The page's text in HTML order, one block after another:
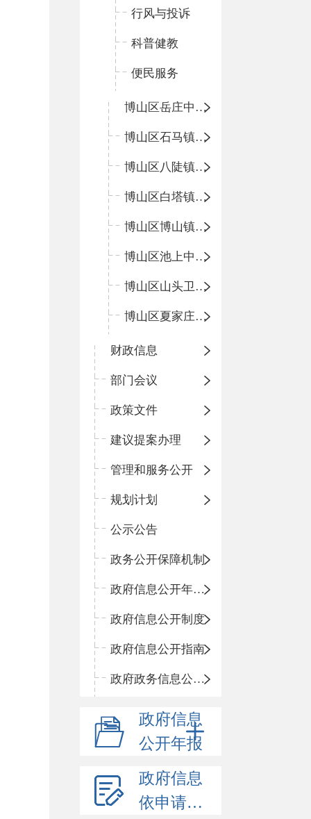
行风与投诉
科普健教
便民服务
博山区岳庄中心卫生院
博山区石马镇卫生院
博山区八陡镇卫生院
博山区白塔镇卫生院
博山区博山镇中心卫生院（南院区、北院区）
博山区池上中心卫生院
博山区山头卫生院
博山区夏家庄卫生院
财政信息
部门会议
政策文件
建议提案办理
管理和服务公开
规划计划
公示公告
政务公开保障机制
政府信息公开年度报告
政府信息公开制度
政府信息公开指南
政府政务信息公开目录
政府信息
公开年报
政府信息
依申请公开